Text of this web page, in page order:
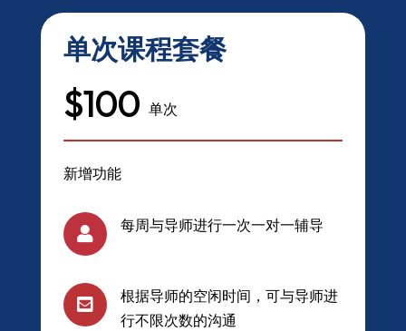
单次课程套餐
$100 单次
新增功能
 每周与导师进行一次一对一辅导

根据导师的空闲时间，可与导师进
行不限次数的沟通